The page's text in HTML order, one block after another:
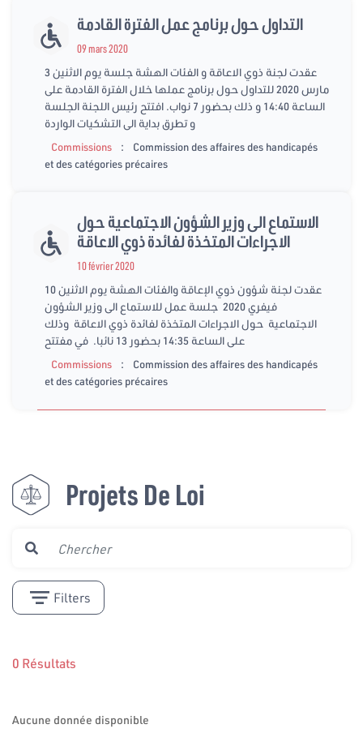
التداول حول برنامج عمل الفترة القادمة
09 mars 2020
عقدت لجنة ذوي الاعاقة و الفئات الهشة جلسة يوم الاثنين 3
مارس 2020 للتداول حول برنامج عملها خلال الفترة القادمة على
الساعة 14:40 و ذلك بحضور 7 نواب. افتتح رئيس اللجنة الجلسة
و تطرق بداية الى التشكيات الواردة
Commissions
:
Commission des affaires des handicapés
et des catégories précaires
الاستماع الى وزير الشؤون الاجتماعية حول
الاجراءات المتخذة لفائدة ذوي الاعاقة
10 février 2020
عقدت لجنة شؤون ذوي الإعاقة والفئات الهشة يوم الاثنين 10
فيفري 2020 جلسة عمل للاستماع الى وزير الشؤون
الاجتماعية حول الاجراءات المتخذة لفائدة ذوي الاعاقة وذلك
على الساعة 14:35 بحضور 13 نائبا. في مفتتح
Commissions
:
Commission des affaires des handicapés
et des catégories précaires
Projets De Loi
Filters
0 Résultats
Aucune donnée disponible